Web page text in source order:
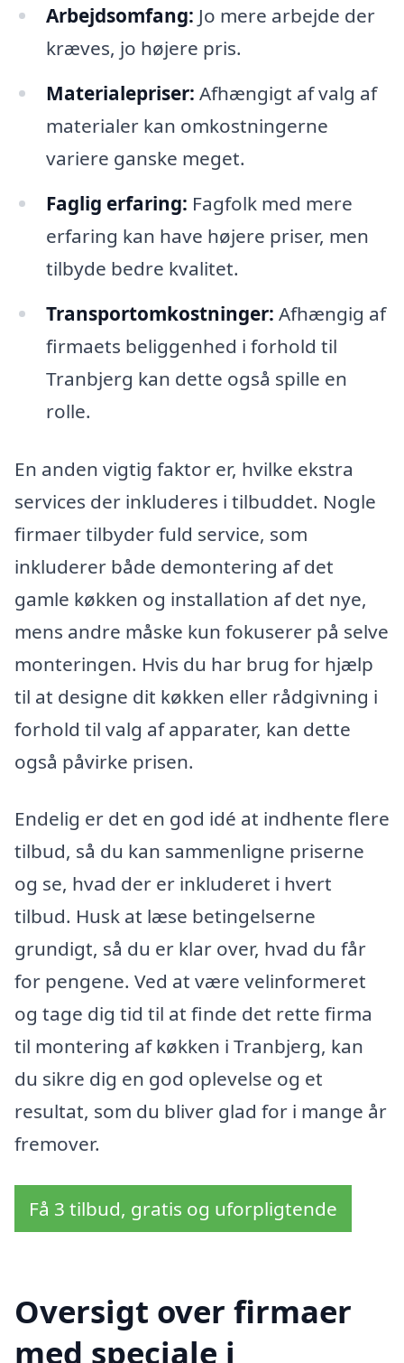
Arbejdsomfang: Jo mere arbejde der
kræves, jo højere pris.
Materialepriser: Afhængigt af valg af
materialer kan omkostningerne
variere ganske meget.
Faglig erfaring: Fagfolk med mere
erfaring kan have højere priser, men
tilbyde bedre kvalitet.
Transportomkostninger: Afhængig af
firmaets beliggenhed i forhold til
Tranbjerg kan dette også spille en
rolle.
En anden vigtig faktor er, hvilke ekstra
services der inkluderes i tilbuddet. Nogle
firmaer tilbyder fuld service, som
inkluderer både demontering af det
gamle køkken og installation af det nye,
mens andre måske kun fokuserer på selve
monteringen. Hvis du har brug for hjælp
til at designe dit køkken eller rådgivning i
forhold til valg af apparater, kan dette
også påvirke prisen.
Endelig er det en god idé at indhente flere
tilbud, så du kan sammenligne priserne
og se, hvad der er inkluderet i hvert
tilbud. Husk at læse betingelserne
grundigt, så du er klar over, hvad du får
for pengene. Ved at være velinformeret
og tage dig tid til at finde det rette firma
til montering af køkken i Tranbjerg, kan
du sikre dig en god oplevelse og et
resultat, som du bliver glad for i mange år
fremover.
Få 3 tilbud, gratis og uforpligtende
Oversigt over firmaer
med speciale i